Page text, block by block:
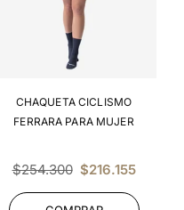
CHAQUETA CICLISMO
FERRARA PARA MUJER
Precio
$254.300 $216.155